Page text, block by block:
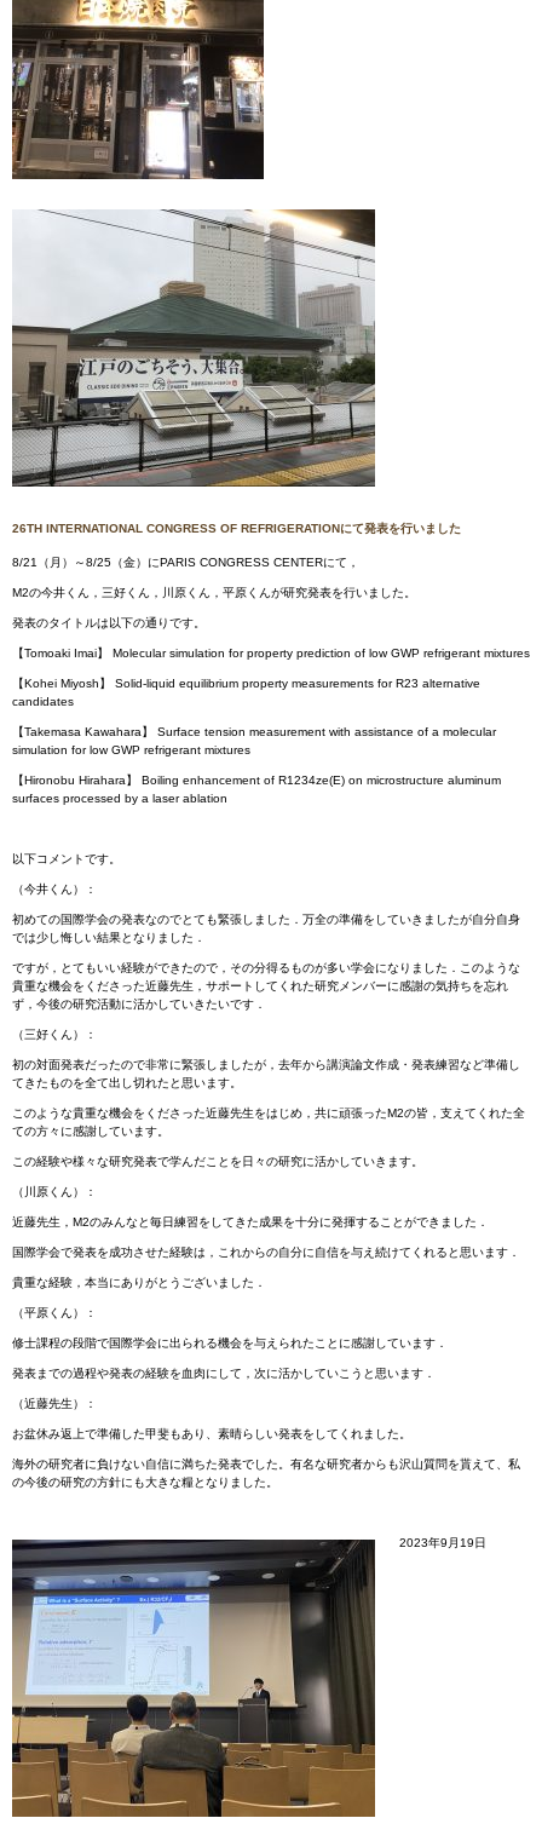
26TH INTERNATIONAL CONGRESS OF REFRIGERATIONにて発表を行いました
8/21（月）～8/25（金）にPARIS CONGRESS CENTERにて，
M2の今井くん，三好くん，川原くん，平原くんが研究発表を行いました。
発表のタイトルは以下の通りです。
【Tomoaki Imai】 Molecular simulation for property prediction of low GWP refrigerant mixtures
【Kohei Miyosh】 Solid-liquid equilibrium property measurements for R23 alternative
candidates
【Takemasa Kawahara】 Surface tension measurement with assistance of a molecular
simulation for low GWP refrigerant mixtures
【Hironobu Hirahara】 Boiling enhancement of R1234ze(E) on microstructure aluminum
surfaces processed by a laser ablation
以下コメントです。
（今井くん）：
初めての国際学会の発表なのでとても緊張しました．万全の準備をしていきましたが自分自身
では少し悔しい結果となりました．
ですが，とてもいい経験ができたので，その分得るものが多い学会になりました．このような
貴重な機会をくださった近藤先生，サポートしてくれた研究メンバーに感謝の気持ちを忘れ
ず，今後の研究活動に活かしていきたいです．
（三好くん）：
初の対面発表だったので非常に緊張しましたが，去年から講演論文作成・発表練習など準備し
てきたものを全て出し切れたと思います。
このような貴重な機会をくださった近藤先生をはじめ，共に頑張ったM2の皆，支えてくれた全
ての方々に感謝しています。
この経験や様々な研究発表で学んだことを日々の研究に活かしていきます。
（川原くん）：
近藤先生， M2のみんなと毎日練習をしてきた成果を十分に発揮することができました．
国際学会で発表を成功させた経験は，これからの自分に自信を与え続けてくれると思います．
貴重な経験，本当にありがとうございました．
（平原くん）：
修士課程の段階で国際学会に出られる機会を与えられたことに感謝しています．
発表までの過程や発表の経験を血肉にして，次に活かしていこうと思います．
（近藤先生）：
お盆休み返上で準備した甲斐もあり、素晴らしい発表をしてくれました。
海外の研究者に負けない自信に満ちた発表でした。有名な研究者からも沢山質問を貰えて、私
の今後の研究の方針にも大きな糧となりました。
2023年9月19日